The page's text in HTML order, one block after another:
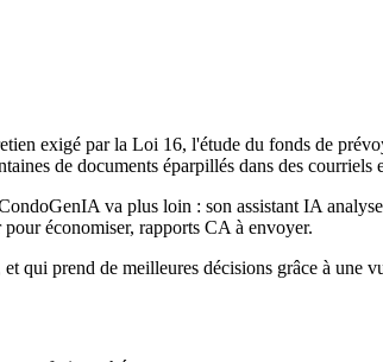
exigé par la Loi 16, l'étude du fonds de
de documents éparpillés dans des courriels
va plus loin : son assistant IA
économiser, rapports CA à envoyer.
qui prend de meilleures décisions grâce à une